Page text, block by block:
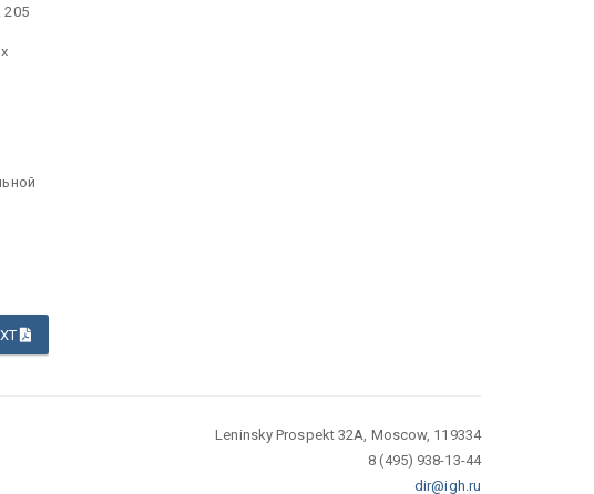
205
Leninsky Prospekt 32A, Moscow, 119334
8 (495) 938-13-44
dir@igh.ru